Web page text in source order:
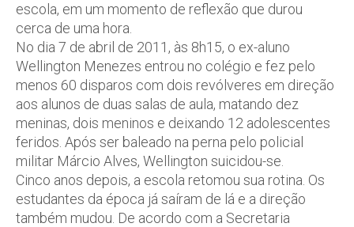
escola, em um momento de reflexão que durou
cerca de uma hora.
No dia 7 de abril de 2011, às 8h15, o ex-aluno
Wellington Menezes entrou no colégio e fez pelo
menos 60 disparos com dois revólveres em direção
aos alunos de duas salas de aula, matando dez
meninas, dois meninos e deixando 12 adolescentes
feridos. Após ser baleado na perna pelo policial
militar Márcio Alves, Wellington suicidou-se.
Cinco anos depois, a escola retomou sua rotina. Os
estudantes da época já saíram de lá e a direção
também mudou. De acordo com a Secretaria